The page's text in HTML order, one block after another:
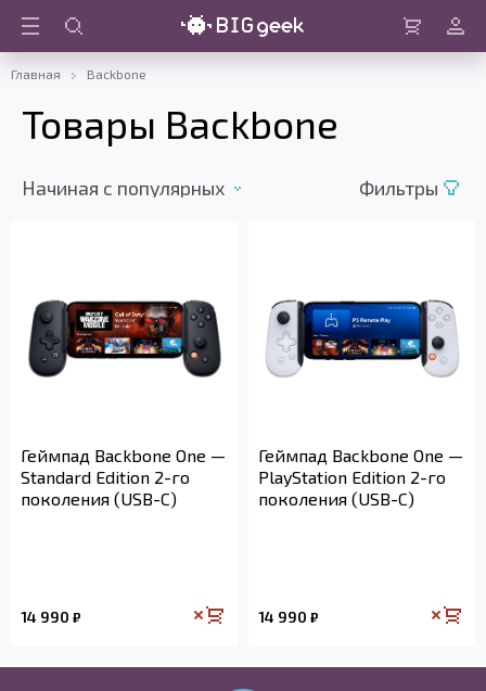
Войти
Главная Backbone
Товары Backbone
Начиная c популярных Фильтры
Геймпад Backbone One —
Standard Edition 2-го
поколения (USB-C)
14 990 ₽
Геймпад Backbone One —
PlayStation Edition 2-го
поколения (USB-C)
14 990 ₽